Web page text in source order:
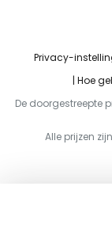
Privacy-
Hoe
De doorgestreepte
Alle prijzen